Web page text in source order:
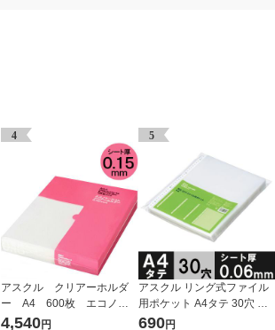
4
アスクル クリアーホルダ
ー A4 600枚 エコノミ
ースリム ファイル オリジ
4,540円
5
アスクル リング式ファイル
用ポケット A4タテ 30穴 厚
さ0.06mm 1袋（100枚） オ
690円